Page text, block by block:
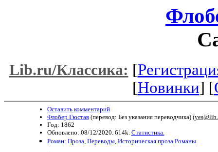
Lib.ru/Классика: [
[Новинки] [
Оставить комментарий
Флобер Гюстав(перевод: Без указания переводчика) (
Год: 1862
Обновлено: 08/12/2020. 614k. Статистика.
Роман: Проза Переводы, Историческая проза Романы